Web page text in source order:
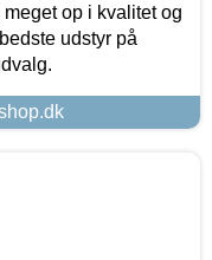
op i kvalitet og
udstyr på